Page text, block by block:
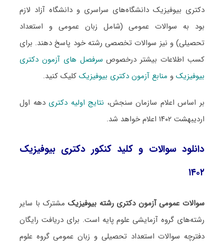
دکتری بیوفیزیک دانشگاه‌های سراسری و دانشگاه آزاد لازم
بود به سوالات عمومی (شامل زبان عمومی و استعداد
تحصیلی) و نیز سوالات تخصصی رشته خود پاسخ دهند. برای
کسب اطلاعات بیشتر درخصوص سرفصل های آزمون دکتری
بیوفیزیکو منابع آزمون دکتری بیوفیزیککلیک کنید.
بر اساس اعلام سازمان سنجش، نتایج اولیه دکتری دهه اول
اردیبهشت ۱۴۰۲ اعلام خواهد شد.
دانلود سوالات و کلید کنکور دکتری بیوفیزیک
۱۴۰۲
سوالات عمومی آزمون دکتری رشته بیوفیزیک مشترک با سایر
رشته‌های گروه آزمایشی علوم پایه است. برای دریافت رایگان
دفترچه سوالات استعداد تحصیلی و زبان عمومی گروه علوم